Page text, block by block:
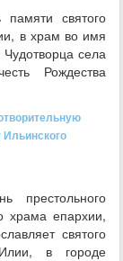
святого
в храм во имя
села
Рождества
престольного
храма епархии,
святого
в городе